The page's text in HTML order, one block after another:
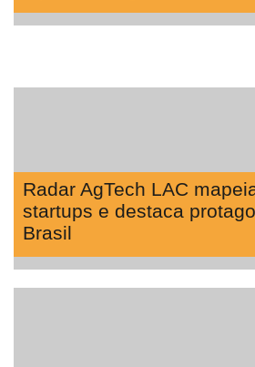
Radar AgTech LAC
startups e destaca
Brasil